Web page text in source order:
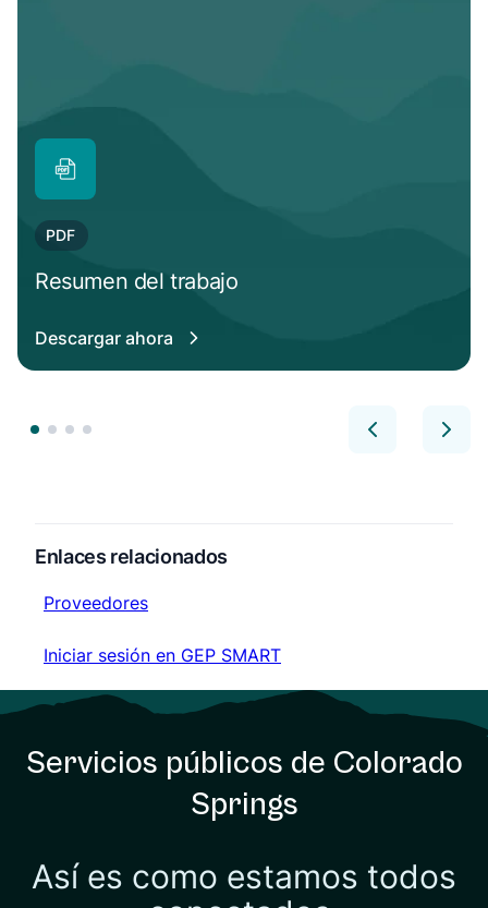
PDF
PDF
Resumen del trabajo
Descargar ahora
Enlaces relacionados
Proveedores
Proveedores
Iniciar sesión en GEP SMART
Iniciar sesión en GEP SMART
Servicios públicos de Colorado
Springs
Así es como estamos todos